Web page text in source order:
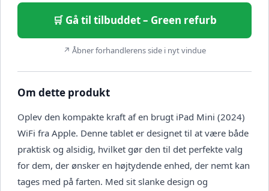
🛒 Gå til tilbuddet – Green refurb
↗ Åbner forhandlerens side i nyt vindue
Om dette produkt
Oplev den kompakte kraft af en brugt iPad Mini (2024)
WiFi fra Apple. Denne tablet er designet til at være både
praktisk og alsidig, hvilket gør den til det perfekte valg
for dem, der ønsker en højtydende enhed, der nemt kan
tages med på farten. Med sit slanke design og